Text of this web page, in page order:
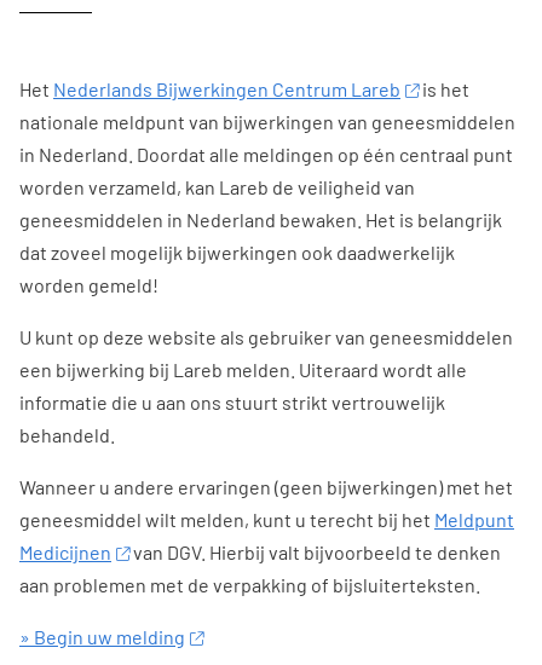
Het Nederlands Bijwerkingen Centrum Lareb
is het
nationale meldpunt van bijwerkingen van geneesmiddelen
in Nederland. Doordat alle meldingen op één centraal punt
worden verzameld, kan Lareb de veiligheid van
geneesmiddelen in Nederland bewaken. Het is belangrijk
dat zoveel mogelijk bijwerkingen ook daadwerkelijk
worden gemeld!
U kunt op deze website als gebruiker van geneesmiddelen
een bijwerking bij Lareb melden. Uiteraard wordt alle
informatie die u aan ons stuurt strikt vertrouwelijk
behandeld.
Wanneer u andere ervaringen (geen bijwerkingen) met het
geneesmiddel wilt melden, kunt u terecht bij het Meldpunt
Medicijnen
van DGV. Hierbij valt bijvoorbeeld te denken
aan problemen met de verpakking of bijsluiterteksten.
» Begin uw melding